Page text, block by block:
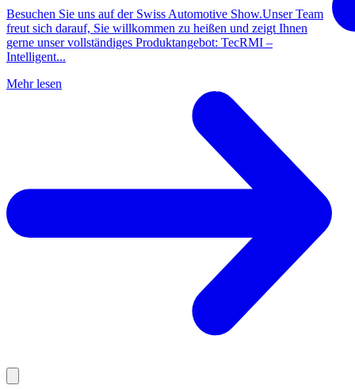
Besuchen Sie uns auf der Swiss Automotive Show.Unser Team
freut sich darauf, Sie willkommen zu heißen und zeigt Ihnen
gerne unser vollständiges Produktangebot: TecRMI –
Intelligent...
Mehr lesen